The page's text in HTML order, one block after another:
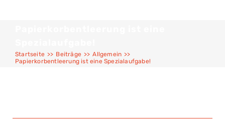
Startseite >> Beiträge >> Allgemein >>
Papierkorbentleerung ist eine Spezialaufgabe!